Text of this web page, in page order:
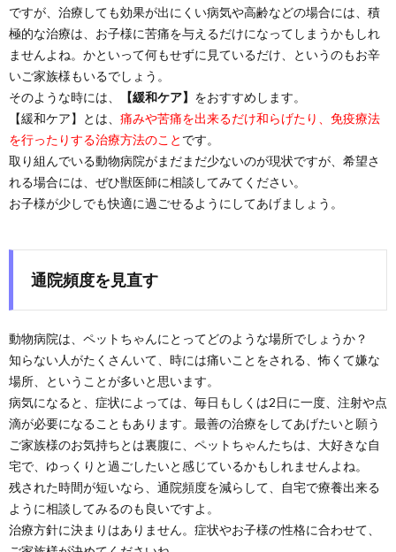
ですが、治療しても効果が出にくい病気や高齢などの場合には、積
極的な治療は、お子様に苦痛を与えるだけになってしまうかもしれ
ませんよね。かといって何もせずに見ているだけ、というのもお辛
いご家族様もいるでしょう。
そのような時には、
【緩和ケア】 をおすすめします。
【緩和ケア】とは、 痛みや苦痛を出来るだけ和らげたり、免疫療法
を行ったりする治療方法のこと です。
取り組んでいる動物病院がまだまだ少ないのが現状ですが、希望さ
れる場合には、ぜひ獣医師に相談してみてください。
お子様が少しでも快適に過ごせるようにしてあげましょう。
通院頻度を見直す
動物病院は、ペットちゃんにとってどのような場所でしょうか？
知らない人がたくさんいて、時には痛いことをされる、怖くて嫌な
場所、ということが多いと思います。
病気になると、症状によっては、毎日もしくは2日に一度、注射や点
滴が必要になることもあります。最善の治療をしてあげたいと願う
ご家族様のお気持ちとは裏腹に、ペットちゃんたちは、大好きな自
宅で、ゆっくりと過ごしたいと感じているかもしれませんよね。
残された時間が短いなら、通院頻度を減らして、自宅で療養出来る
ように相談してみるのも良いですよ。
治療方針に決まりはありません。症状やお子様の性格に合わせて、